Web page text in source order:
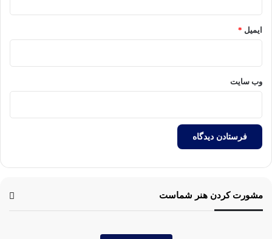
ایمیل *
وب‌ سایت
مشورت کردن هنر شماست